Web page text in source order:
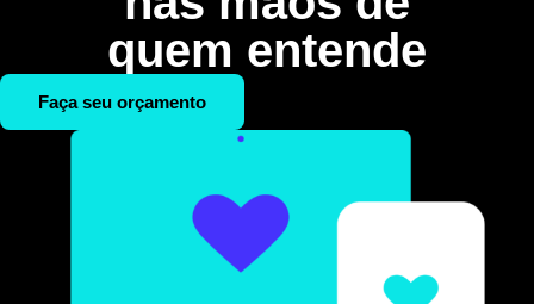
quem entende
Faça seu orçamento